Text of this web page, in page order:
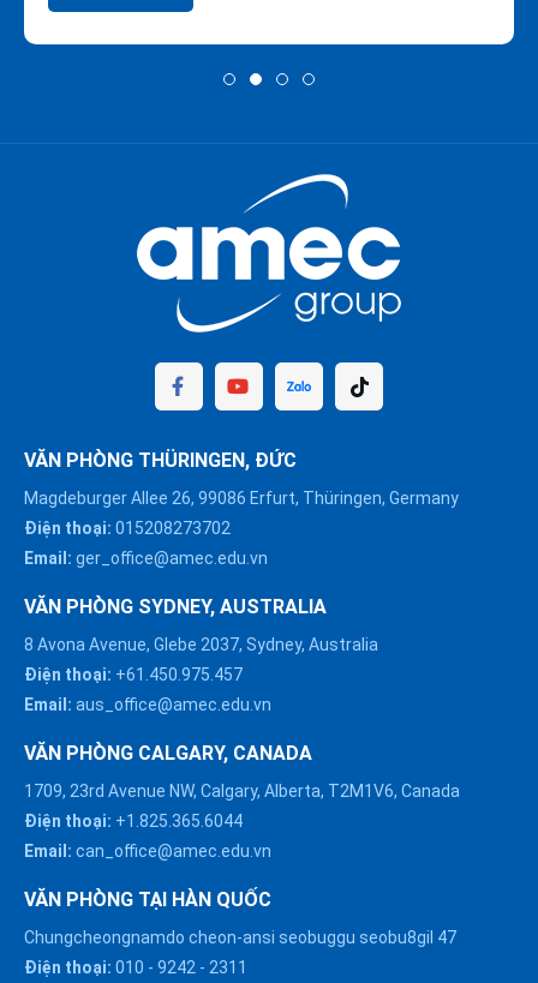
VĂN PHÒNG THÜRINGEN, ĐỨC
Magdeburger Allee 26, 99086 Erfurt, Thüringen, Germany
Điện thoại: 015208273702
Email: ger_office@amec.edu.vn
VĂN PHÒNG SYDNEY, AUSTRALIA
8 Avona Avenue, Glebe 2037, Sydney, Australia
Điện thoại: +61.450.975.457
Email: aus_office@amec.edu.vn
VĂN PHÒNG CALGARY, CANADA
1709, 23rd Avenue NW, Calgary, Alberta, T2M1V6, Canada
Điện thoại: +1.825.365.6044
Email: can_office@amec.edu.vn
VĂN PHÒNG TẠI HÀN QUỐC
Chungcheongnamdo cheon-ansi seobuggu seobu8gil 47
Điện thoại: 010 - 9242 - 2311
HÀ NỘI :